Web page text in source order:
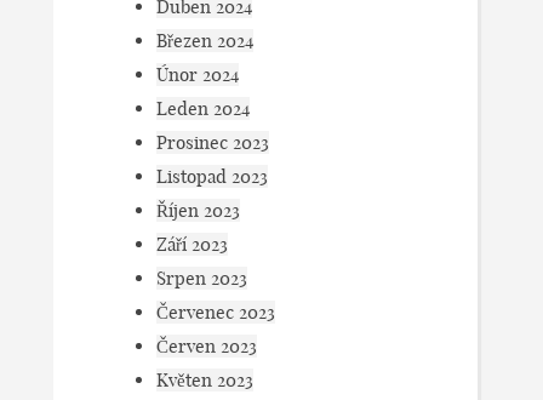
Duben 2024
Březen 2024
Únor 2024
Leden 2024
Prosinec 2023
Listopad 2023
Říjen 2023
Září 2023
Srpen 2023
Červenec 2023
Červen 2023
Květen 2023